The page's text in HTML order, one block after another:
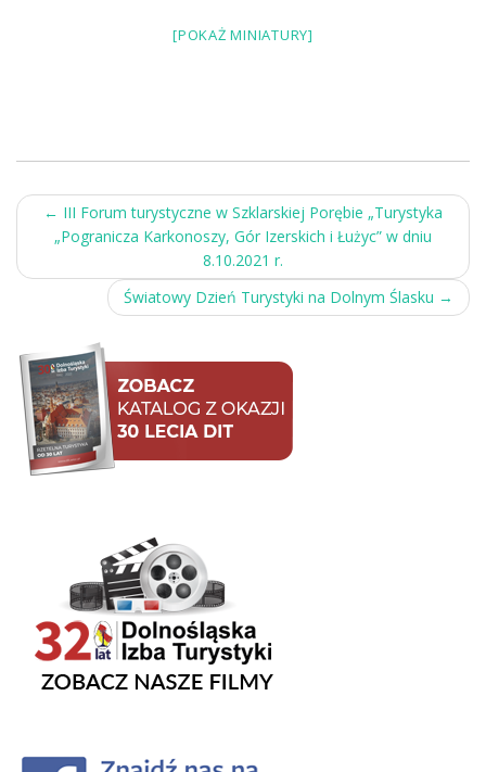
[POKAŻ MINIATURY]
Post
navigation
← III Forum turystyczne w Szklarskiej Porębie „Turystyka
„Pogranicza Karkonoszy, Gór Izerskich i Łużyc” w dniu
8.10.2021 r.
Światowy Dzień Turystyki na Dolnym Ślasku →